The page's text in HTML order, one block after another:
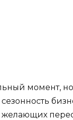
момент,
желающих